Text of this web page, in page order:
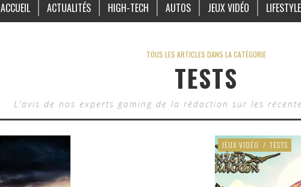
ACCUEIL ACTUALITÉS HIGH-TECH AUTOS JEUX VIDÉO LIFESTYLE
TOUS LES ARTICLES DANS LA CATÉGORIE
TESTS
L’avis de nos experts gaming de la rédaction sur les
JEUX VIDÉO / TESTS